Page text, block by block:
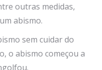
outras medidas,
abismo.
sem cuidar do
o abismo começou a